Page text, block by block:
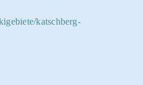
katschberg-